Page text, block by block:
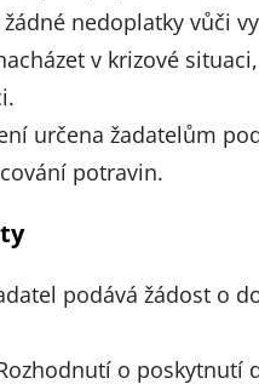
nedoplatky vůči
v krizové
určena žadatelům
potravin.
podává žádost o
o poskytnutí